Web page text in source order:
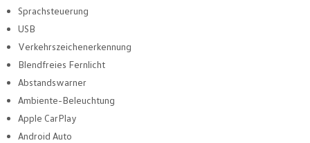
Sprachsteuerung
USB
Verkehrszeichenerkennung
Blendfreies Fernlicht
Abstandswarner
Ambiente-Beleuchtung
Apple CarPlay
Android Auto